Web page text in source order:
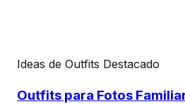
Ideas de Outfits Destacado
Outfits para Fotos